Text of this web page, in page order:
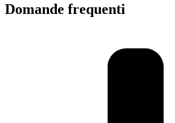
Domande frequenti